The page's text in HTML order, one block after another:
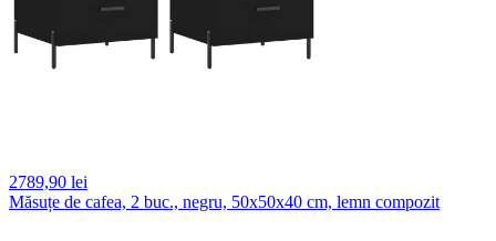
2789,90 lei
Măsuțe de cafea, 2 buc., negru, 50x50x40 cm, lemn compozit